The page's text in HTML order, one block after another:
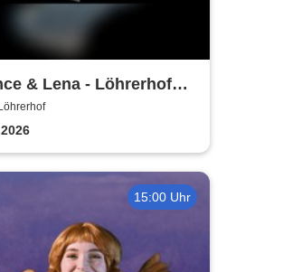
& Lena - Löhrerhof
15:00 Uhr